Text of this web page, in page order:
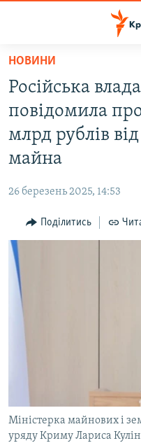
Перейти
основного
матеріалу
до
основної
Перейти
пошуку
ВІДЕО ТА ФОТО
ПОЛІТИКА
ПОГЛЯД
ІНТЕРВ'Ю
ВСЕ ЗА ДЕНЬ
СПЕЦПРОЕКТИ
УКРАЇНСЬКА ПРОБЛЕМА
ЯК ОБІЙТИ
НОВИНИ
Російська
повідомила
млрд рублів
майна
26 березень 2025, 14:53
Поділитись
Міністерка майнових і
уряду Криму Лариса